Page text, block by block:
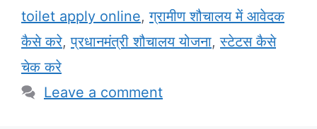
toilet apply online,ग्रामीण शौचालय में आवेदक
कैसे करे,प्रधानमंत्री शौचालय योजना,स्टेटस कैसे
चेक करे
Leave a comment